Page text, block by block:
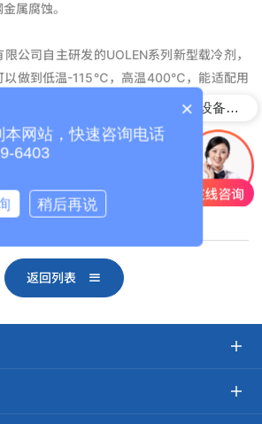
属腐蚀。
公司自主研发的UOLEN系列新型载冷剂，
以做到低温-115℃，高温400℃，能适配用
们致力于为客户提供高品质和高性价比的
择载冷剂/导热油?
载体？
返回列表
导热油用在哪些设备上呢？
×
本网站，快速咨询电话
6403
稍后再说